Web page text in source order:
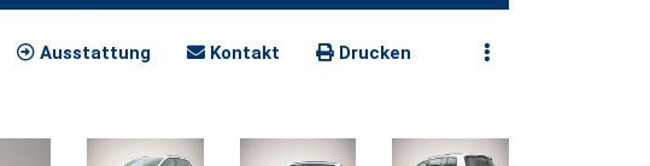
Ausstattung Kontakt Drucken